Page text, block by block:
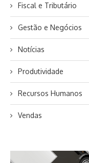
Fiscal e Tributário
Gestão e Negócios
Notícias
Produtividade
Recursos Humanos
Vendas